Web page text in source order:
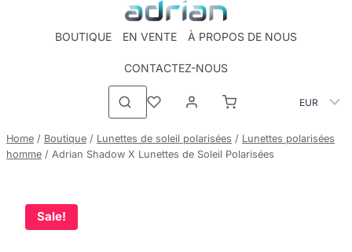
BOUTIQUE EN VENTE À PROPOS DE NOUS
CONTACTEZ-NOUS
Home / Boutique / Lunettes de soleil polarisées / Lunettes polarisées
homme / Adrian Shadow X Lunettes de Soleil Polarisées
Sale!